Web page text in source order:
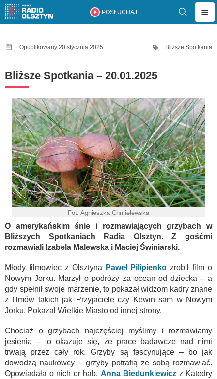
POSŁUCHAJ
Opublikowany 20 stycznia 2025 Bliższe Spotkania
Bliższe Spotkania – 20.01.2025
Fot. Agnieszka Chmielewska
O amerykańskim śnie i rozmawiających grzybach w
Bliższych Spotkaniach Radia Olsztyn. Z gośćmi
rozmawiali Izabela Malewska i Maciej Świniarski.
Młody filmowiec z Olsztyna Paweł Pilipienko zrobił film o
Nowym Jorku. Marzył o podróży za ocean od dziecka – a
gdy spełnił swoje marzenie, to pokazał widzom kadry znane
z filmów takich jak Przyjaciele czy Kewin sam w Nowym
Jorku. Pokazał Wielkie Miasto od innej strony.
Chociaż o grzybach najczęściej myślimy i rozmawiamy
jesienią – to okazuje się, że prace badawcze nad nimi
trwają przez cały rok. Grzyby są fascynujące – bo jak
dowodzą naukowcy – grzyby potrafią ze sobą rozmawiać.
Opowiadała o nich dr hab. Anna Biedunkiewicz z Katedry